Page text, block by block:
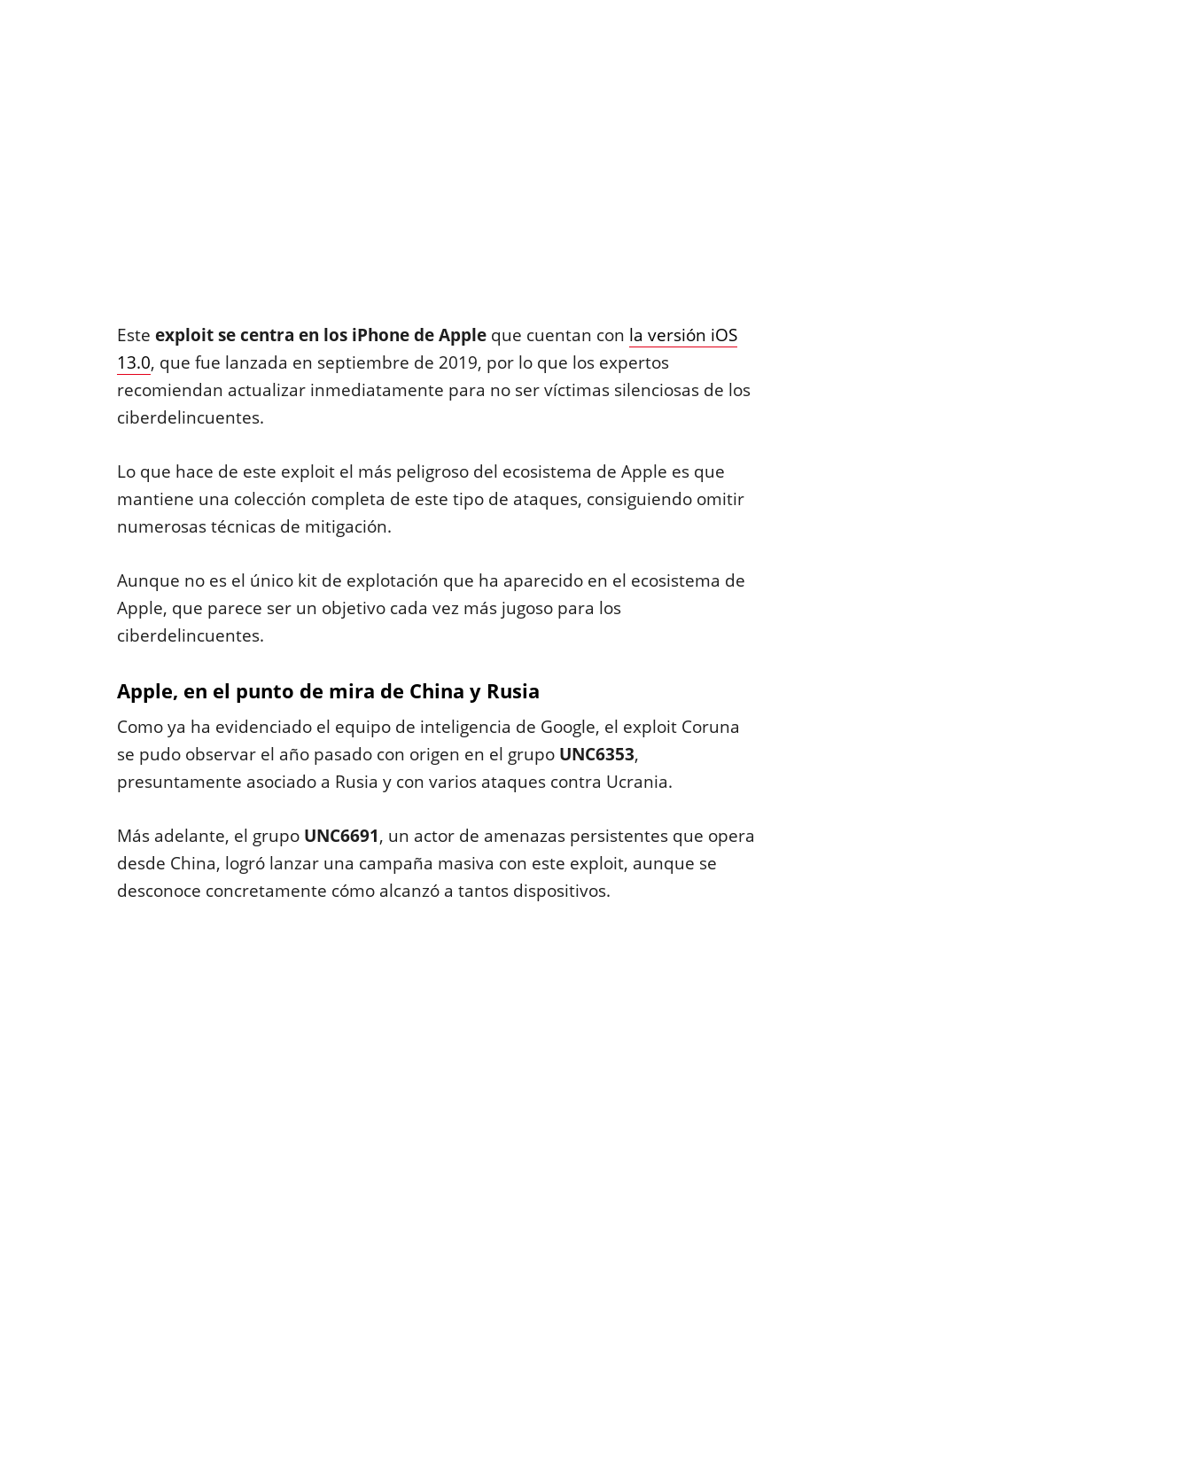
Este exploit se centra en los iPhone de Apple que cuentan con la versión iOS
13.0, que fue lanzada en septiembre de 2019, por lo que los expertos
recomiendan actualizar inmediatamente para no ser víctimas silenciosas de los
ciberdelincuentes.
Lo que hace de este exploit el más peligroso del ecosistema de Apple es que
mantiene una colección completa de este tipo de ataques, consiguiendo omitir
numerosas técnicas de mitigación.
Aunque no es el único kit de explotación que ha aparecido en el ecosistema de
Apple, que parece ser un objetivo cada vez más jugoso para los
ciberdelincuentes.
Apple, en el punto de mira de China y Rusia
Como ya ha evidenciado el equipo de inteligencia de Google, el exploit Coruna
se pudo observar el año pasado con origen en el grupo UNC6353,
presuntamente asociado a Rusia y con varios ataques contra Ucrania.
Más adelante, el grupo UNC6691, un actor de amenazas persistentes que opera
desde China, logró lanzar una campaña masiva con este exploit, aunque se
desconoce concretamente cómo alcanzó a tantos dispositivos.